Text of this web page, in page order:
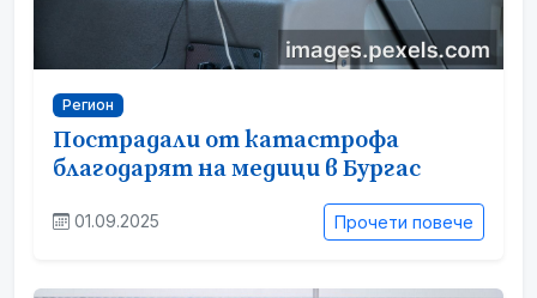
Регион
Пострадали от катастрофа
благодарят на медици в Бургас
01.09.2025 Прочети повече